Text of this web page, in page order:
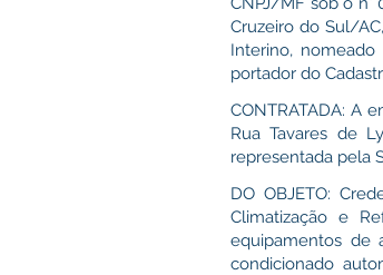
Cruzeiro do Sul/
Interino,
portador do
CONTRATADA: A
Rua Tavares de
representada pela
DO OBJETO:
Climatização e
equipamentos de
condicionado